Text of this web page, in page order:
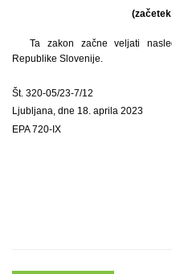
Ta zakon začne veljati
Republike Slovenije.
Št. 320-05/23-7/12
Ljubljana, dne 18. aprila 2023
EPA 720-IX